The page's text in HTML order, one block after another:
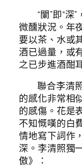
“闌”即“
微醺狀況。年
要以茶、水或
酒已過量，或
之已步進酒酣
聯合李清
的感化非常相
的感傷。花是
不知慨嘆的白
情地寫下詞作
深。李清照獨
傲》：